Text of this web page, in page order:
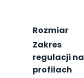
Rozmiar
Zakres
regulacji na
profilach